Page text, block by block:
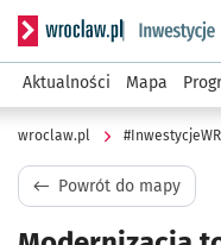
Serwis informacyjny
Aktualności Mapa
wroclaw.pl
Powrót do mapy